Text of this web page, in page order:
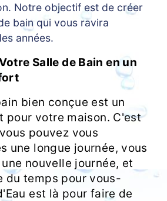
Notre objectif est de créer
bain qui vous ravira
années.
Salle de Bain en un
bien conçue est un
pour votre maison. C'est
pouvez vous
une longue journée, vous
nouvelle journée, et
du temps pour vous-
est là pour faire de